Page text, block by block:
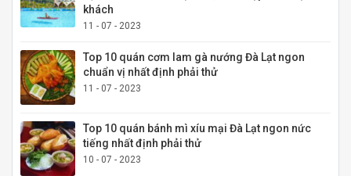
khách
11 - 07 - 2023
Top 10 quán cơm lam gà nướng Đà Lạt ngon
chuẩn vị nhất định phải thử
11 - 07 - 2023
Top 10 quán bánh mì xíu mại Đà Lạt ngon nức
tiếng nhất định phải thử
10 - 07 - 2023